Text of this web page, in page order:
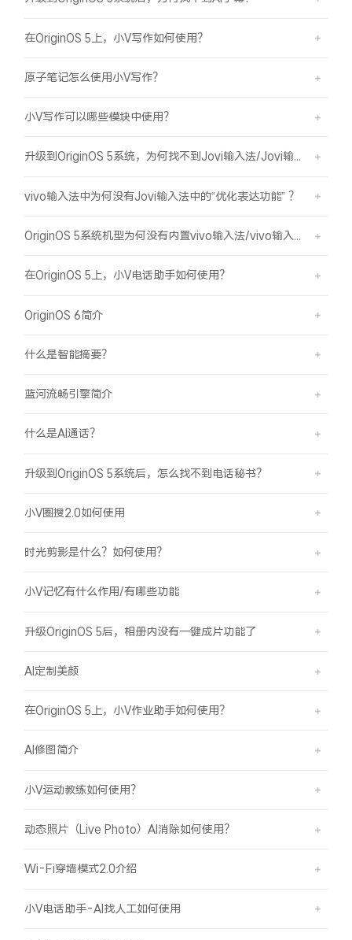
在OriginOS 5上，小V写作如何使用？
原子笔记怎么使用小V写作？
小V写作可以哪些模块中使用？
升级到OriginOS 5系统，为何找不到Jovi输入法/Jovi输入法Pro？
vivo输入法中为何没有Jovi输入法中的“优化表达功能” ？
在OriginOS 5上，小V电话助手如何使用？
OriginOS 6简介
什么是智能摘要？
蓝河流畅引擎简介
什么是AI通话？
升级到OriginOS 5系统后，怎么找不到电话秘书？
小V圈搜2.0如何使用
时光剪影是什么？如何使用？
小V记忆有什么作用/有哪些功能
升级OriginOS 5后，相册内没有一键成片功能了
AI定制美颜
在OriginOS 5上，小V作业助手如何使用？
AI修图简介
小V运动教练如何使用？
动态照片（Live Photo）AI消除如何使用？
Wi-Fi穿墙模式2.0介绍
小V电话助手-AI找人工如何使用